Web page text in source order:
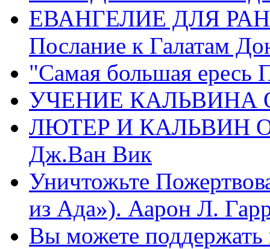
ЕВАНГЕЛИЕ ДЛЯ
Послание к Галатам
"Самая большая ересь
УЧЕНИЕ КАЛЬВИНА
ЛЮТЕР И КАЛЬВИН
Дж.Ван Вик
Уничтожьте
из Ада»). Аарон Л.
Вы можете